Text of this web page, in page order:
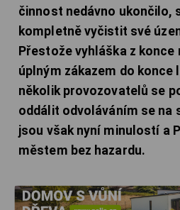
činnost nedávno ukončilo,
kompletně vyčistit své
Přestože vyhláška z
úplným zákazem do konce
několik provozovatelů se
oddálit odvoláváním se na
jsou však nyní minulostí a
městem bez hazardu.